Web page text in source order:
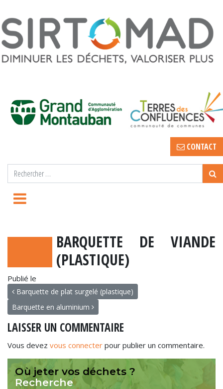
CONTACT
BARQUETTE DE VIANDE
(PLASTIQUE)
Publié le
NAVIGATION
Barquette de plat surgelé (plastique)
Barquette en aluminium
LAISSER UN COMMENTAIRE
Vous devez vous connecter pour publier un commentaire.
Où jeter vos déchets ?
Recherche